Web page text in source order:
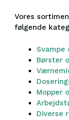
Vores
følgende
Svampe
Børster
Mopper
Diverse